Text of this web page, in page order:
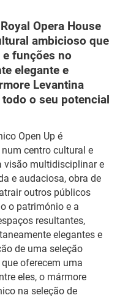
Opera House
ambicioso que
funções no
elegante e
Levantina
o seu potencial
Open Up é
centro cultural e
visão multidisciplinar e
e audaciosa, obra de
outros públicos
o património e a
resultantes,
elegantes e
de uma seleção
oferecem uma
eles, o mármore
na seleção de